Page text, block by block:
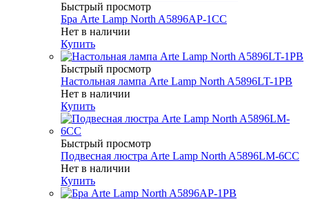
Быстрый просмотр
Бра Arte Lamp North A5896AP-1CC
Нет в наличии
Купить
Быстрый просмотр
Настольная лампа Arte Lamp North A5896LT-1PB
Нет в наличии
Купить
Быстрый просмотр
Подвесная люстра Arte Lamp North A5896LM-6CC
Нет в наличии
Купить